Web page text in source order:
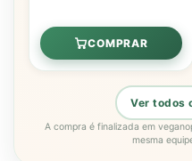
COMPRAR
Ver todos
A compra é finalizada em
mesma